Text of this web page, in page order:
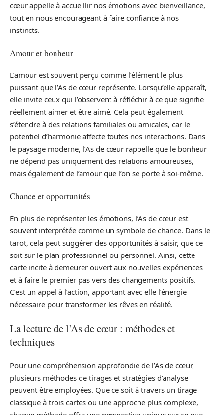
cœur appelle à accueillir nos émotions avec bienveillance,
tout en nous encourageant à faire confiance à nos
instincts.
Amour et bonheur
L’amour est souvent perçu comme l’élément le plus
puissant que l’As de cœur représente. Lorsqu’elle apparaît,
elle invite ceux qui l’observent à réfléchir à ce que signifie
réellement aimer et être aimé. Cela peut également
s’étendre à des relations familiales ou amicales, car le
potentiel d’harmonie affecte toutes nos interactions. Dans
le paysage moderne, l’As de cœur rappelle que le bonheur
ne dépend pas uniquement des relations amoureuses,
mais également de l’amour que l’on se porte à soi-même.
Chance et opportunités
En plus de représenter les émotions, l’As de cœur est
souvent interprétée comme un symbole de chance. Dans le
tarot, cela peut suggérer des opportunités à saisir, que ce
soit sur le plan professionnel ou personnel. Ainsi, cette
carte incite à demeurer ouvert aux nouvelles expériences
et à faire le premier pas vers des changements positifs.
C’est un appel à l’action, apportant avec elle l’énergie
nécessaire pour transformer les rêves en réalité.
La lecture de l’As de cœur : méthodes et
techniques
Pour une compréhension approfondie de l’As de cœur,
plusieurs méthodes de tirages et stratégies d’analyse
peuvent être employées. Que ce soit à travers un tirage
classique à trois cartes ou une approche plus complexe,